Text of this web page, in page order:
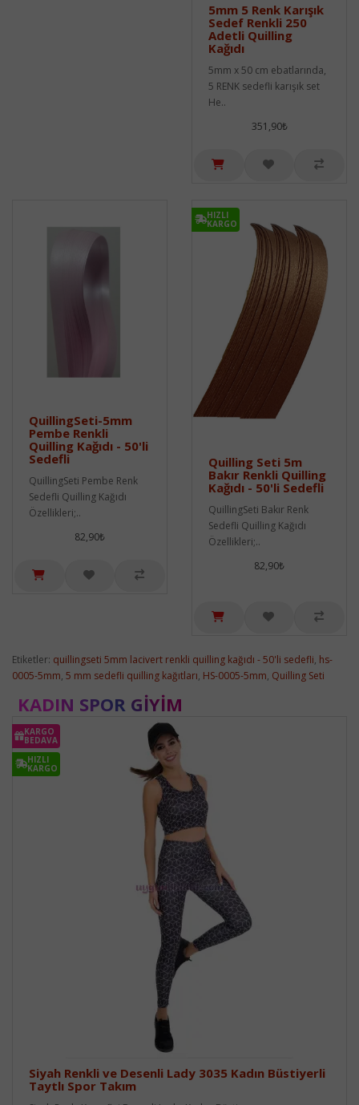
5mm 5 Renk Karışık
Sedef Renkli 250
Adetli Quilling
Kağıdı
5mm x 50 cm ebatlarında,
5 RENK sedefli karışık set
He..
351,90₺
QuillingSeti-5mm
Pembe Renkli
Quilling Kağıdı - 50'li
Sedefli
QuillingSeti Pembe Renk
Sedefli Quilling Kağıdı
Özellikleri;..
82,90₺
HIZLI
KARGO
Quilling Seti 5m
Bakır Renkli Quilling
Kağıdı - 50'li Sedefli
QuillingSeti Bakır Renk
Sedefli Quilling Kağıdı
Özellikleri;..
82,90₺
Etiketler: quillingseti 5mm lacivert renkli quilling kağıdı - 50'li sedefli, hs-
0005-5mm, 5 mm sedefli quilling kağıtları, HS-0005-5mm, Quilling Seti
KADIN SPOR GIYIM
KARGO
BEDAVA
HIZLI
KARGO
Siyah Renkli ve Desenli Lady 3035 Kadın Büstiyerli
Taytlı Spor Takım